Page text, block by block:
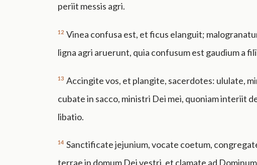
periit messis agri.
12 Vinea confusa est, et ficus elanguit;
ligna agri aruerunt, quia confusum est gaudium a
13 Accingite vos, et plangite, sacerdotes: ululate,
cubate in sacco, ministri Dei mei, quoniam interiit
libatio.
14 Sanctificate jejunium, vocate coetum,
terrae in domum Dei vestri, et clamate ad